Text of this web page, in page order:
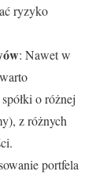
ryzyko
: Nawet w
o różnej
z różnych
portfela